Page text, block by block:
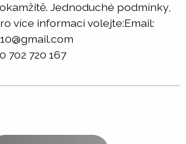
Jednoduché podmínky,
více informací volejte:Email:
702 720 167